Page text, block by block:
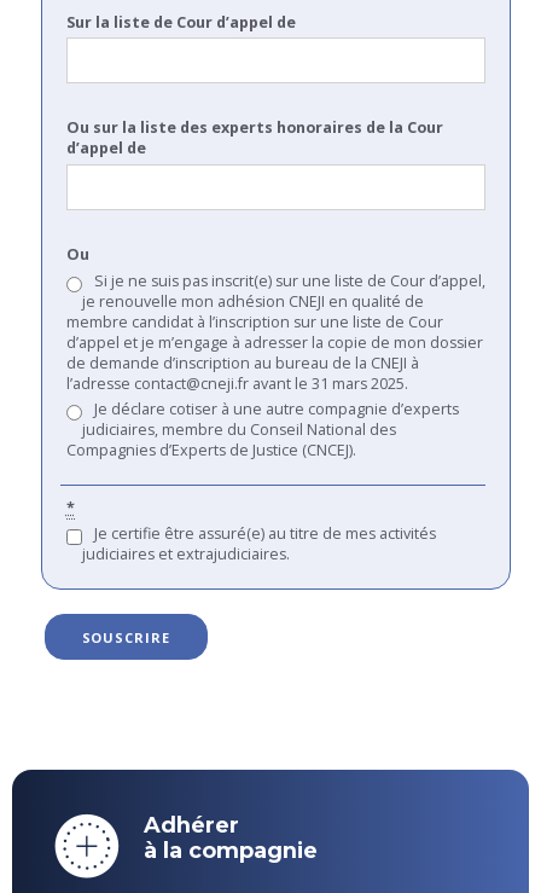
Sur la liste de Cour d’appel de
Ou sur la liste des experts honoraires de la Cour
d’appel de
Ou
Si je ne suis pas inscrit(e) sur une liste de Cour d’appel,
je renouvelle mon adhésion CNEJI en qualité de
membre candidat à l’inscription sur une liste de Cour
d’appel et je m’engage à adresser la copie de mon dossier
de demande d’inscription au bureau de la CNEJI à
l’adresse contact@cneji.fr avant le 31 mars 2025.
Je déclare cotiser à une autre compagnie d’experts
judiciaires, membre du Conseil National des
Compagnies d’Experts de Justice (CNCEJ).
*
Je certifie être assuré(e) au titre de mes activités
judiciaires et extrajudiciaires.
quantité
de
Renouvellement
SOUSCRIRE
Adhérer
à la compagnie